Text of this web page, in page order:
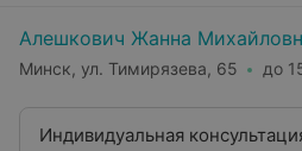
Алешкович Жанна
Минск, ул. Тимирязева, 65 до
Индивидуальная